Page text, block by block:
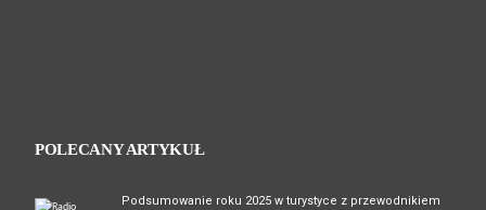
POLECANY ARTYKUŁ
Podsumowanie roku 2025 w turystyce z przewodnikiem